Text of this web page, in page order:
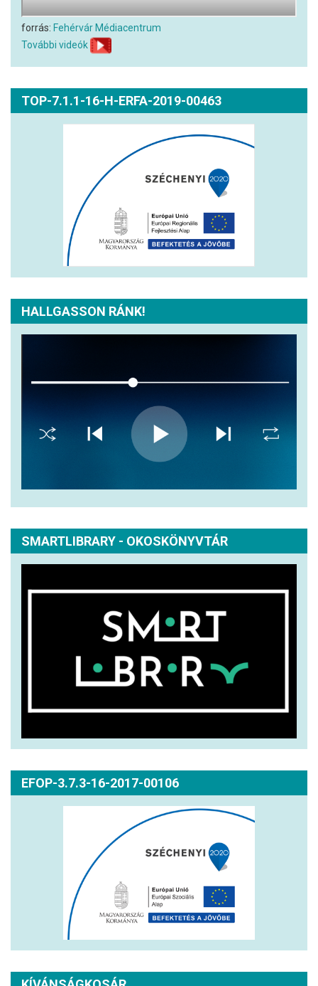
forrás: Fehérvár Médiacentrum
További videók
TOP-7.1.1-16-H-ERFA-2019-00463
HALLGASSON RÁNK!
SMARTLIBRARY - OKOSKÖNYVTÁR
EFOP-3.7.3-16-2017-00106